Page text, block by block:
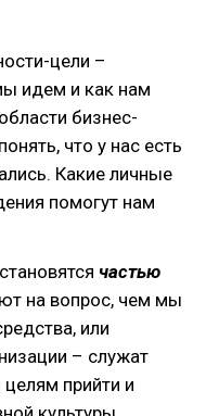
цели –
идем и как нам
бизнес-
что у нас есть
Какие личные
помогут нам
частью
на вопрос, чем мы
или
– служат
прийти и